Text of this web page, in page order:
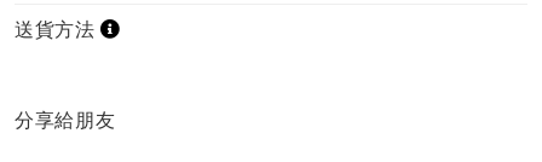
送貨方法
分享給朋友​